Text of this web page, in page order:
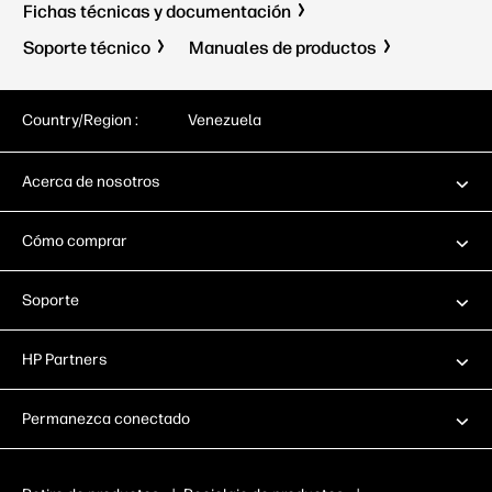
Fichas técnicas y documentación
Soporte técnico
Manuales de productos
Country/Region : Venezuela
Acerca de nosotros
Cómo comprar
Soporte
HP Partners
Permanezca conectado